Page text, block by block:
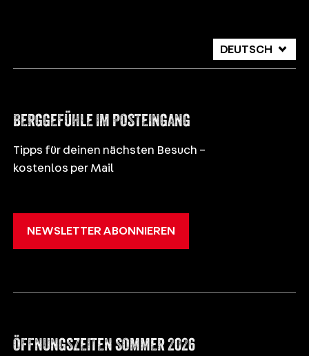
DEUTSCH
ITALIANO
BERGGEFÜHLE IM POSTEINGANG
Tipps für deinen nächsten Besuch –
kostenlos per Mail
NEWSLETTER ABONNIEREN
ÖFFNUNGSZEITEN SOMMER 2026